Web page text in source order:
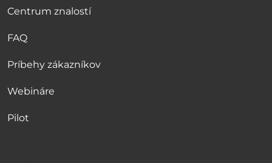
Centrum znalostí
FAQ
Príbehy zákazníkov
Webináre
Pilot